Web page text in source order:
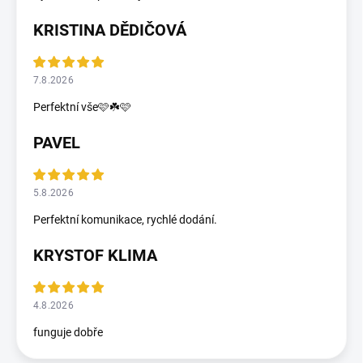
KRISTINA DĚDIČOVÁ
7.8.2026
Perfektní vše🩷☘️🩷
PAVEL
5.8.2026
Perfektní komunikace, rychlé dodání.
KRYSTOF KLIMA
4.8.2026
funguje dobře